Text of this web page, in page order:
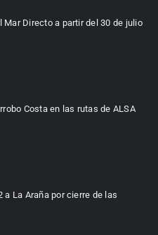
Mar Directo a partir del 30 de julio
Costa en las rutas de ALSA
a La Araña por cierre de las